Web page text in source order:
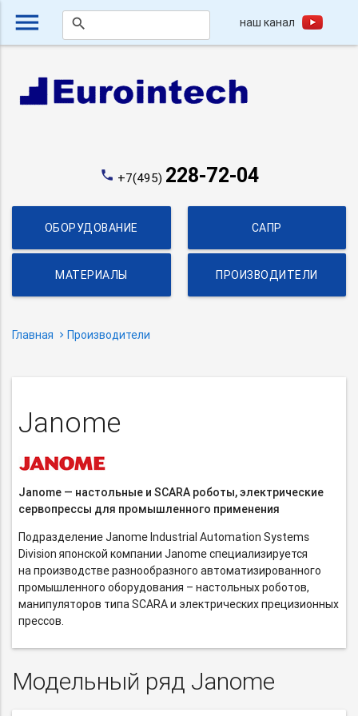
menu search наш канал
phone +7(495) 228-72-04
ОБОРУДОВАНИЕ САПР
МАТЕРИАЛЫ ПРОИЗВОДИТЕЛИ
Главная Производители
Janome
Janome — настольные и SCARA роботы, электрические
сервопрессы для промышленного применения
Подразделение Janome Industrial Automation Systems
Division японской компании Janome специализируется
на производстве разнообразного автоматизированного
промышленного оборудования – настольных роботов,
манипуляторов типа SCARA и электрических прецизионных
прессов.
Модельный ряд Janome